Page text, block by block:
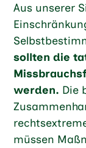
Aus unserer
sollten die
werden. Die
müssen